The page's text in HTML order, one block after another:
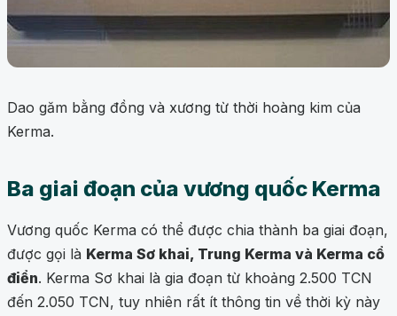
Dao găm bằng đồng và xương từ thời hoàng kim của
Kerma.
Ba giai đoạn của vương quốc Kerma
Vương quốc Kerma có thể được chia thành ba giai đoạn,
được gọi là Kerma Sơ khai, Trung Kerma và Kerma cổ
điển. Kerma Sơ khai là gia đoạn từ khoảng 2.500 TCN
đến 2.050 TCN, tuy nhiên rất ít thông tin về thời kỳ này